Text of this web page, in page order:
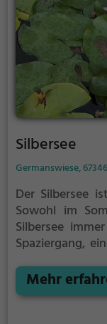
Silbersee
Germanswiese,
Der Silbersee
Sowohl im
Silbersee
Spaziergang,
Möglichkeiten
Mehr